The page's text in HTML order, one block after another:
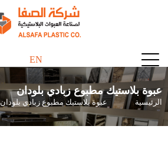
EN
عبوة بلاستيك مطبوع زبادي بلودان
مسار
التنقل
الرئيسية عبوة بلاستيك مطبوع زبادي بلودان